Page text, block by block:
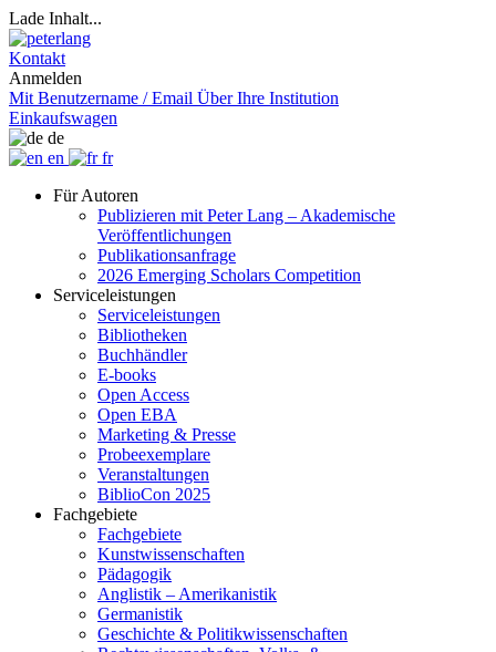
Lade Inhalt...
Kontakt
Anmelden
Mit Benutzername / Email Über Ihre Institution
Einkaufswagen
de
en
fr
Für Autoren
Publizieren mit Peter Lang – Akademische
Veröffentlichungen
Publikationsanfrage
2026 Emerging Scholars Competition
Serviceleistungen
Serviceleistungen
Bibliotheken
Buchhändler
E-books
Open Access
Open EBA
Marketing & Presse
Probeexemplare
Veranstaltungen
BiblioCon 2025
Fachgebiete
Fachgebiete
Kunstwissenschaften
Pädagogik
Anglistik – Amerikanistik
Germanistik
Geschichte & Politikwissenschaften